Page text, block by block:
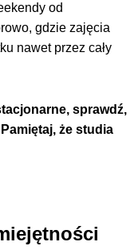
od
gdzie zajęcia
nawet przez cały
sprawdź,
że studia